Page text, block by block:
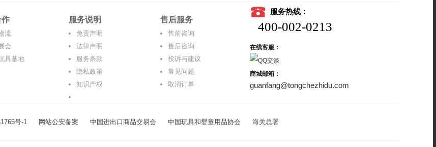
作
流
会
具基地
服务说明
免责声明
法律声明
服务条款
隐私政策
知识产权
售后服务
售前咨询
售后咨询
投诉与建议
常见问题
取消订单
服务热线：
400-002-0213
在线客服：
商城邮箱：
guanfang@tongchezhidu.com
号-1 网站公安备案 中国进出口商品交易会 中国玩具和婴童用品协会 海关总署